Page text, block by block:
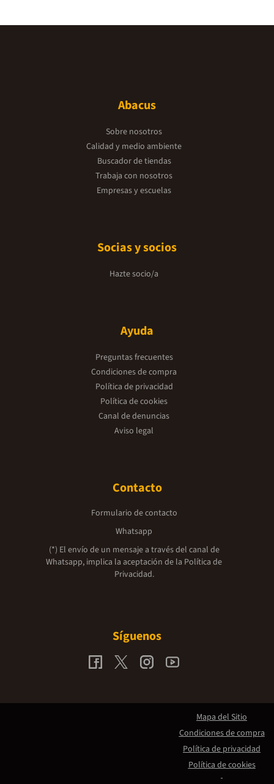
Abacus
Sobre nosotros
Calidad y medio ambiente
Buscador de tiendas
Trabaja con nosotros
Empresas y escuelas
Socias y socios
Hazte socio/a
Ayuda
Preguntas frecuentes
Condiciones de compra
Política de privacidad
Política de cookies
Canal de denuncias
Aviso legal
Contacto
Formulario de contacto
Whatsapp
(*) El envío de un mensaje a través del canal de
Whatsapp, implica la aceptación de la Política de
Privacidad.
Síguenos
Mapa del Sitio
Condiciones de compra
Política de privacidad
Política de cookies